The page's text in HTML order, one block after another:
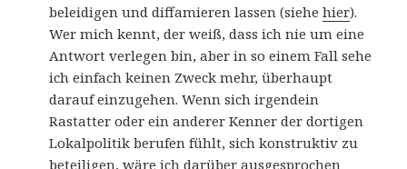
beleidigen und diffamieren lassen (siehehier).
Wer mich kennt, der weiß, dass ich nie um eine
Antwort verlegen bin, aber in so einem Fall sehe
ich einfach keinen Zweck mehr, überhaupt
darauf einzugehen. Wenn sich irgendein
Rastatter oder ein anderer Kenner der dortigen
Lokalpolitik berufen fühlt, sich konstruktiv zu
beteiligen, wäre ich darüber ausgesprochen